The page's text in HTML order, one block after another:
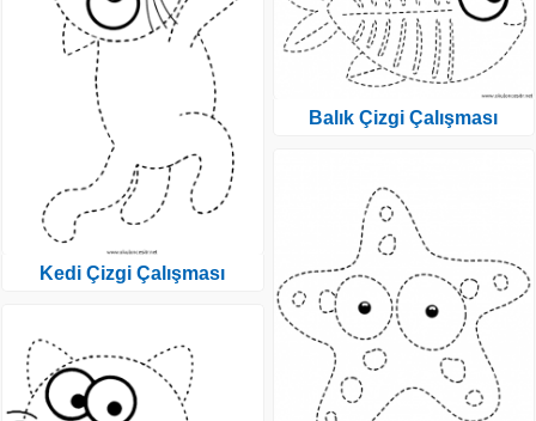
Kedi Çizgi Çalışması
Balık Çizgi Çalışması